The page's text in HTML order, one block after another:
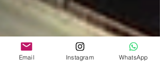
Email Instagram WhatsApp